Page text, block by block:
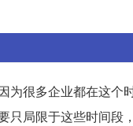
很多企业都在这个
只局限于这些时间段